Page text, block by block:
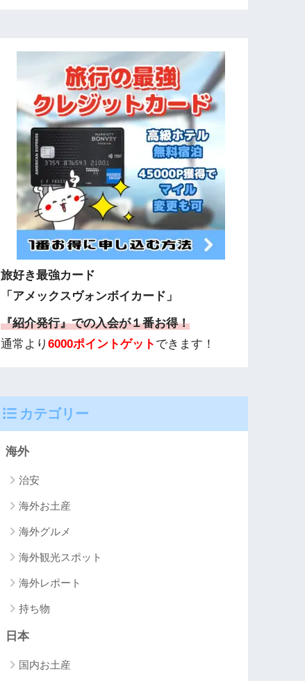
旅好き最強カード
「アメックスヴォンボイカード」
『紹介発行』での入会が１番お得！
通常より6000ポイントゲット できます！
カテゴリー
海外
治安
海外お土産
海外グルメ
海外観光スポット
海外レポート
持ち物
日本
国内お土産